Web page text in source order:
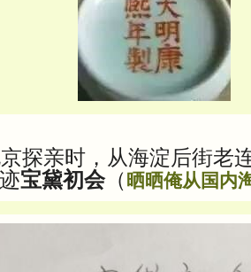
探亲时，从海淀后街老
宝黛初会（晒晒俺从国内